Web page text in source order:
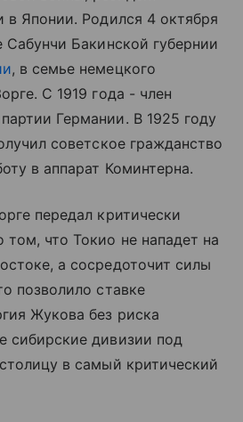
в Японии. Родился 4 октября
Сабунчи Бакинской губернии
, в семье немецкого
С 1919 года - член
Германии. В 1925 году
советское гражданство
в аппарат Коминтерна.
передал критически
что Токио не нападет на
а сосредоточит силы
позволило ставке
Жукова без риска
сибирские дивизии под
в самый критический